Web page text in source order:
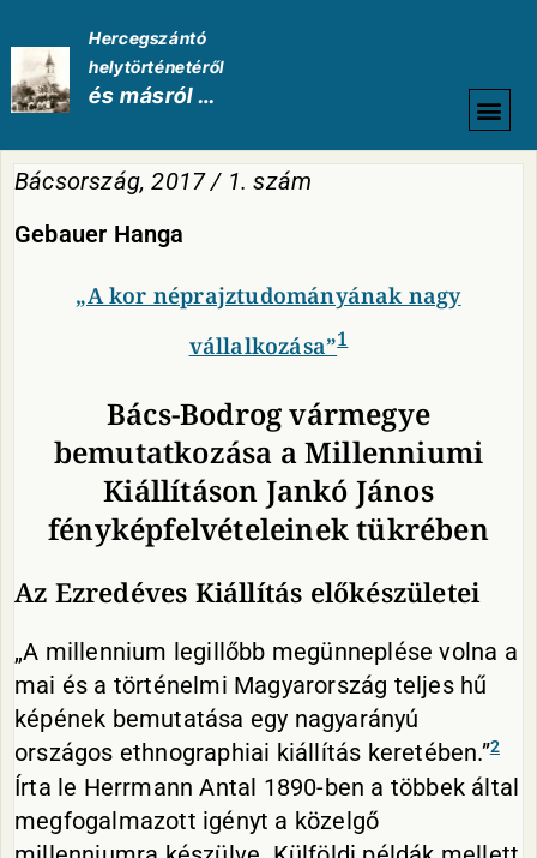
Hercegszántó
helytörténetéről
és másról …
Bácsország, 2017 / 1. szám
Gebauer Hanga
„A kor néprajztudományának nagy
vállalkozása”1
Bács-Bodrog vármegye
bemutatkozása a Millenniumi
Kiállításon Jankó János
fényképfelvételeinek tükrében
Az Ezredéves Kiállítás előkészületei
„A millennium legillőbb megünneplése volna a
mai és a történelmi Magyarország teljes hű
képének bemutatása egy nagyarányú
országos ethnographiai kiállítás keretében.”2
Írta le Herrmann Antal 1890-ben a többek által
megfogalmazott igényt a közelgő